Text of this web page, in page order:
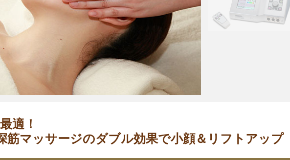
適！
筋マッサージのダブル効果で小顔＆リフトアップ